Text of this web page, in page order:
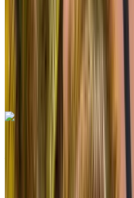
Aéroport de Rabat Sale, Rabat